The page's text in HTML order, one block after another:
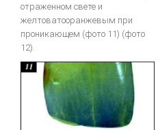
отраженном свете и
желтоватооранжевым при
проникающем (фото 11) (фото
12).